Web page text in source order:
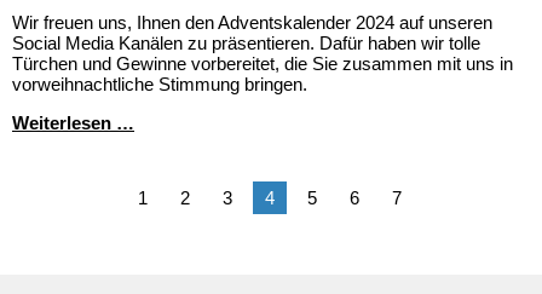
Wir freuen uns, Ihnen den Adventskalender 2024 auf unseren
Social Media Kanälen zu präsentieren. Dafür haben wir tolle
Türchen und Gewinne vorbereitet, die Sie zusammen mit uns in
vorweihnachtliche Stimmung bringen.
Weiterlesen …
Adventskalender
2024
1 2 3 4 5 6 7